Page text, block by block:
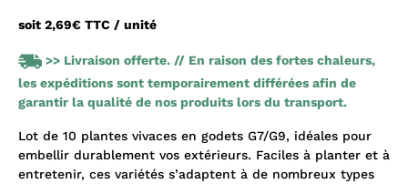
soit 2,69€ TTC / unité
>> Livraison offerte. // En raison des fortes chaleurs,
les expéditions sont temporairement différées afin de
garantir la qualité de nos produits lors du transport.
Lot de 10 plantes vivaces en godets G7/G9, idéales pour
embellir durablement vos extérieurs. Faciles à planter et à
entretenir, ces variétés s’adaptent à de nombreux types